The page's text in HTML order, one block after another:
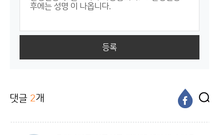
등록
댓글 2개